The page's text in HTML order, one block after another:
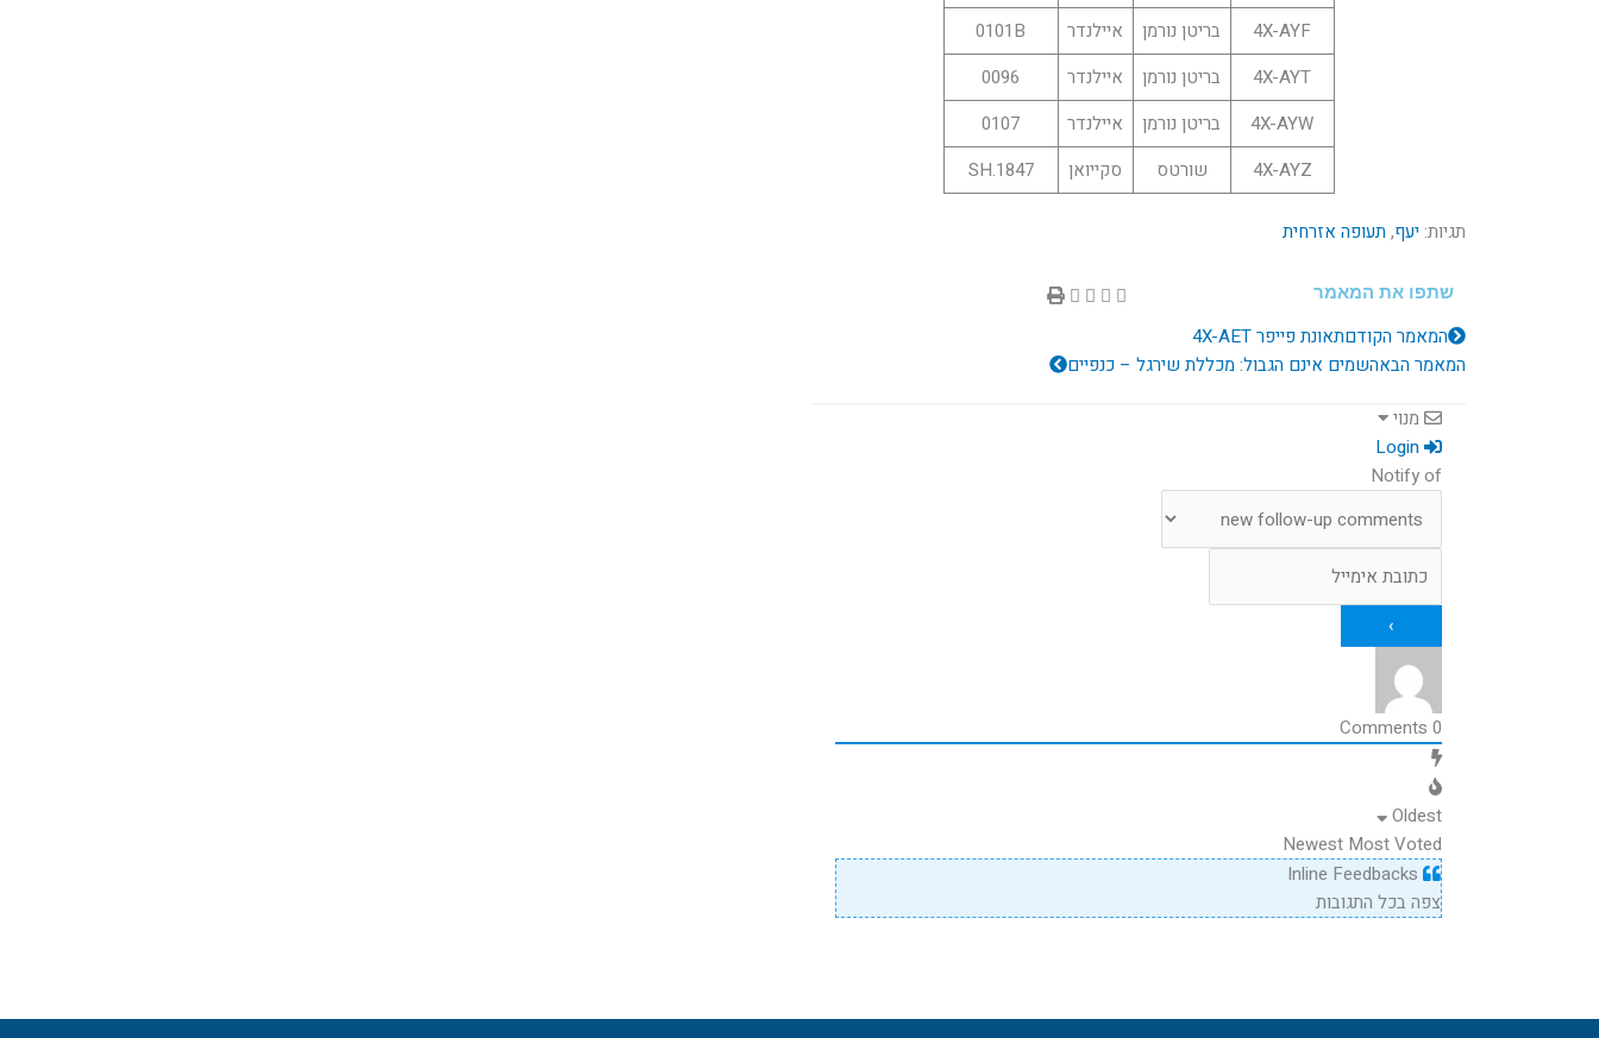
4X-AYF
בריטן נורמן איילנדר
0101B
4X-AYT
בריטן נורמן איילנדר
0096
4X-AYW
בריטן נורמן איילנדר
0107
4X-AYZ
שורטס סקייואן SH.1847
תגיות: יעף, תעופה אזרחית
שתפו את המאמר
קודם
המאמר הקודםתאונת פייפר 4X-AET
המאמר הבאהשמים אינם הגבול: מכללת שירגל – כנפיים
מנוי
Notify of
0
Oldest
Newest Most Voted
צפה בכל התגובות